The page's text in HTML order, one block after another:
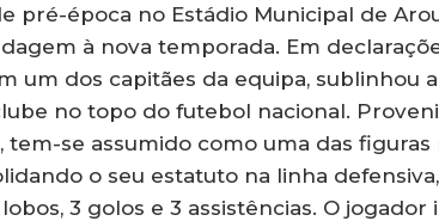
pré-época no Estádio Municipal de
à nova temporada. Em
um dos capitães da equipa, sublinhou
no topo do futebol nacional.
tem-se assumido como uma das figuras
o seu estatuto na linha
3 golos e 3 assistências. O jogador